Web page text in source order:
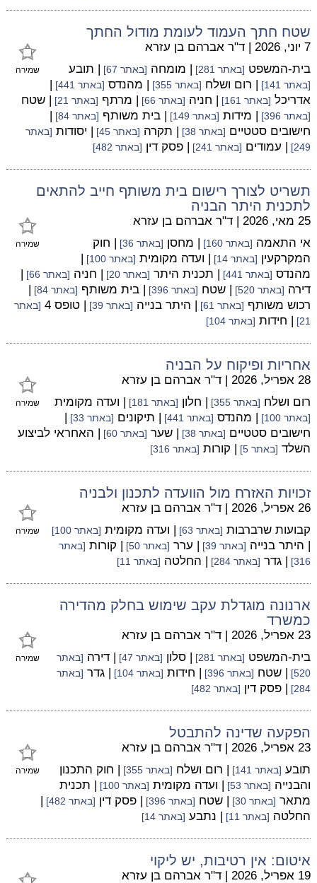
שטח חתך העמוד לעומת מודול החתך
שמירה
7 יוני, 2026 | ד"ר אברהם בן עזרא
בית-המשפט [באתר 281] | מומחה [באתר 67] | תובע
[באתר 141] | רום ושלח [באתר 355] | מהנדס [באתר 441]
|
אדריכל [באתר 161] | חניה [באתר 66] | מרתף [באתר 21] | שטח
[באתר 396] | מידות [באתר 149] | בית משותף [באתר 84]
|
חישובים סטטיים [באתר 38] | תקרה [באתר 45] | יסודות [באתר
249]
| עמודים [באתר 241] | פסק דין [באתר 482]
תשריט לצורך רישום בית משותף חייב להתאים
לתכנית היתר הבניה
שמירה
25 מאי, 2026 | ד"ר אברהם בן עזרא
אי התאמה [באתר 160] | מחסן [באתר 36]
| חוק
המקרקעין [באתר 14] | ועדה מקומית [באתר 100]
|
מהנדס [באתר 441] | תכנית היתר [באתר 20] | חניה [באתר 66]
|
דירה [באתר 520] | שטח [באתר 396] | בית משותף [באתר 84]
|
רכוש משותף [באתר 61] | היתר בנייה [באתר 39] | טופס 4
[באתר
21]
| חידות [באתר 104]
אחריות ופיקוח על הבניה
שמירה
28 אפריל, 2026 | ד"ר אברהם בן עזרא
רום ושלח [באתר 355] | חלון [באתר 181] | ועדה מקומית
[באתר 100] | מהנדס [באתר 441] | תיקונים [באתר 33]
|
חישובים סטטיים [באתר 38] | שער [באתר 60]
| האחראי לביצוע
השלד [באתר 5] | קורות [באתר 316]
זכויות האזרח מול הוועדה לתכנון ולבניה
שמירה
26 אפריל, 2026 | ד"ר אברהם בן עזרא
קבועות שרברבות [באתר 63] | ועדה מקומית [באתר 100]
| היתר בנייה [באתר 39] | ערר [באתר 50] | קורות [באתר
316]
| גדר [באתר 284] | החלטה [באתר 11]
ארנונה מוגדלת עקב שימוש בחלק מהדירה
כמשרד
שמירה
23 אפריל, 2026 | ד"ר אברהם בן עזרא
בית-המשפט [באתר 281] | סלון [באתר 47] | דירה [באתר
520]
| שטח [באתר 396] | חידות [באתר 104] | גדר [באתר
284]
| פסק דין [באתר 482]
הפקעה שדינה להתבטל
שמירה
23 אפריל, 2026 | ד"ר אברהם בן עזרא
תובע [באתר 141] | רום ושלח [באתר 355]
| חוק התכנון
והבנייה [באתר 53] | ועדה מקומית [באתר 100]
| תכנית
מתאר [באתר 30] | שטח [באתר 396] | פסק דין [באתר 482]
|
החלטה [באתר 11] | נתבע [באתר 14]
איטום: אין רטיבות, יש ליקוי
19 אפריל, 2026 | ד"ר אברהם בן עזרא